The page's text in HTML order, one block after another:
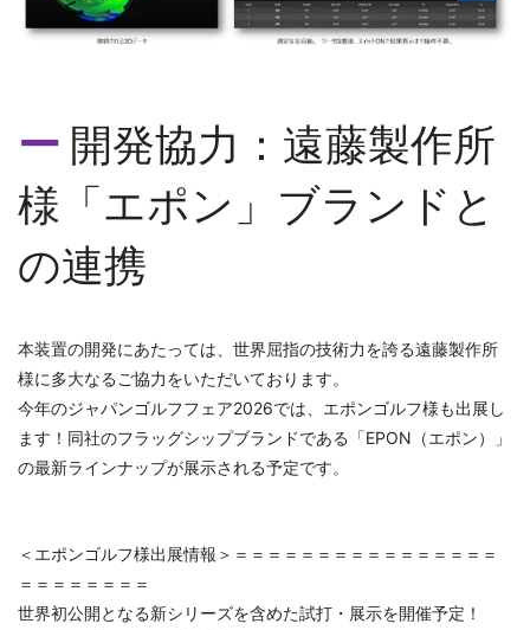
開発協力：遠藤製作所
様「エポン」ブランドと
の連携
本装置の開発にあたっては、世界屈指の技術力を誇る遠藤製作所
様に多大なるご協力をいただいております。
今年のジャパンゴルフフェア2026では、エポンゴルフ様も出展し
ます！同社のフラッグシップブランドである「EPON（エポン）」
の最新ラインナップが展示される予定です。
＜エポンゴルフ様出展情報＞＝＝＝＝＝＝＝＝＝＝＝＝＝＝＝＝
＝＝＝＝＝＝＝＝
世界初公開となる新シリーズを含めた試打・展示を開催予定！